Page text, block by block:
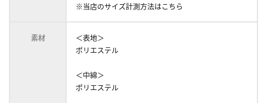
※当店のサイズ計測方法はこちら
素材
＜表地＞
ポリエステル
＜中綿＞
ポリエステル